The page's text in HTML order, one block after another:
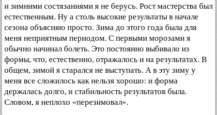
и зимними состязаниями я не берусь. Рост мастерства был
естественным. Ну а столь высокие результаты в начале
сезона объясняю просто. Зима до этого года была для
меня неприятным периодом. С первыми морозами я
обычно начинал болеть. Это постоянно выбивало из
формы, что, естественно, отражалось и на результатах. В
общем, зимой я старался не выступать. А в эту зиму у
меня все сложилось как нельзя хорошо: и форма
держалась долго, и стабильность результатов была.
Словом, я неплохо «перезимовал».